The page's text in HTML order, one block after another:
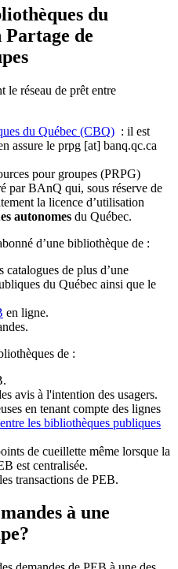
du
Partage de
réseau de prêt entre
du Québec (CBQ) : il est
assure le prpg [at] banq.qc.ca
pour groupes (PRPG)
par BAnQ qui, sous réserve de
la licence d’utilisation
autonomes du Québec.
d’une bibliothèque de :
de plus d’une
du Québec ainsi que le
en ligne.
de :
avis à l'intention des usagers.
en tenant compte des lignes
les bibliothèques publiques
de cueillette même lorsque la
est centralisée.
transactions de PEB.
à une